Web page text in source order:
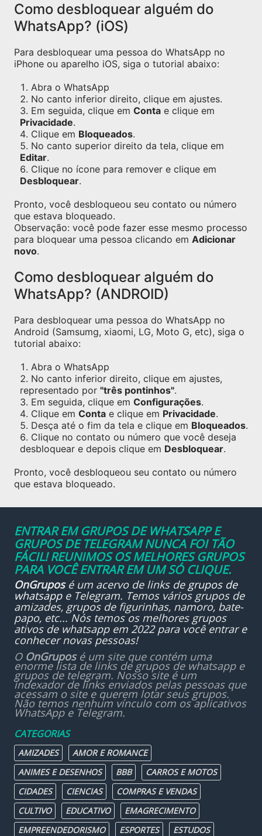
Como desbloquear alguém do
WhatsApp? (iOS)
Para desbloquear uma pessoa do WhatsApp no
iPhone ou aparelho iOS, siga o tutorial abaixo:
Abra o WhatsApp
No canto inferior direito, clique em ajustes.
Em seguida, clique em Conta e clique em
Privacidade.
Clique em Bloqueados.
No canto superior direito da tela, clique em
Editar.
Clique no ícone para remover e clique em
Desbloquear.
Pronto, você desbloqueou seu contato ou número
que estava bloqueado.
Observação: você pode fazer esse mesmo processo
para bloquear uma pessoa clicando em Adicionar
novo.
Como desbloquear alguém do
WhatsApp? (ANDROID)
Para desbloquear uma pessoa do WhatsApp no
Android (Samsumg, xiaomi, LG, Moto G, etc), siga o
tutorial abaixo:
Abra o WhatsApp
No canto inferior direito, clique em ajustes,
representado por "três pontinhos".
Em seguida, clique em Configurações.
Clique em Conta e clique em Privacidade.
Desça até o fim da tela e clique em Bloqueados.
Clique no contato ou número que você deseja
desbloquear e depois clique em Desbloquear.
Pronto, você desbloqueou seu contato ou número
que estava bloqueado.
ENTRAR EM GRUPOS DE WHATSAPP E
GRUPOS DE TELEGRAM NUNCA FOI TÃO
FÁCIL! REUNIMOS OS MELHORES GRUPOS
PARA VOCÊ ENTRAR EM UM SÓ CLIQUE.
OnGruposé um acervo de links de grupos de
whatsappe Telegram. Temos vários grupos de
amizades, grupos de figurinhas, namoro, bate-
papo, etc... Nós temos os melhores grupos
ativos de whatsapp em 2022 para você entrar e
conhecer novas pessoas!
O OnGruposé um site que contém uma
enorme lista de links de grupos de whatsapp e
grupos de telegram. Nosso site é um
indexador de links enviados pelas pessoas que
acessam o site e querem lotar seus grupos.
Não temos nenhum vínculo com os aplicativos
WhatsApp e Telegram.
CATEGORIAS
AMIZADES
AMOR E ROMANCE
ANIMES E DESENHOS
BBB
CARROS E MOTOS
CIDADES
CIENCIAS
COMPRAS E VENDAS
CULTIVO
EDUCATIVO
EMAGRECIMENTO
EMPREENDEDORISMO
ESPORTES
ESTUDOS